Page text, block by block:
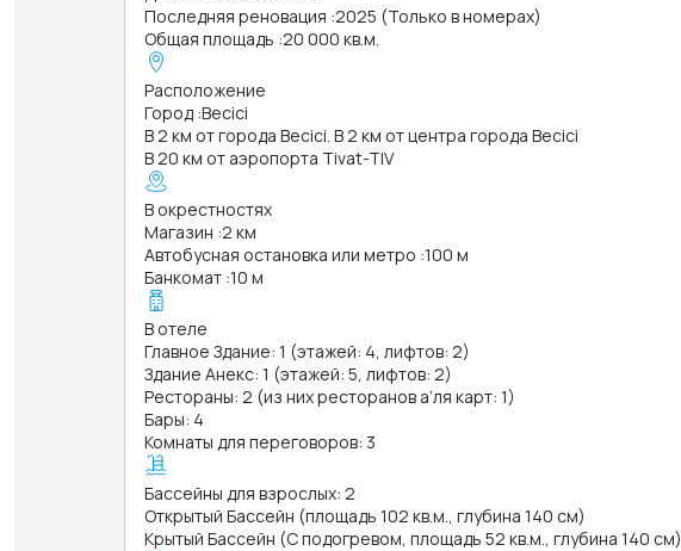
Последняя реновация :2025 (Только в номерах)
Общая площадь :20 000 кв.м.
Расположение
Город :Becici
В 2 км от города Becici. В 2 км от центра города Becici
В 20 км от аэропорта Tivat-TIV
В окрестностях
Магазин :2 км
Автобусная остановка или метро :100 м
Банкомат :10 м
В отеле
Главное Здание: 1 (этажей: 4, лифтов: 2)
Здание Анекс: 1 (этажей: 5, лифтов: 2)
Рестораны: 2 (из них ресторанов а’ля карт: 1)
Бары: 4
Комнаты для переговоров: 3
Бассейны для взрослых: 2
Открытый Бассейн (площадь 102 кв.м., глубина 140 см)
Крытый Бассейн (С подогревом, площадь 52 кв.м., глубина 140 см)